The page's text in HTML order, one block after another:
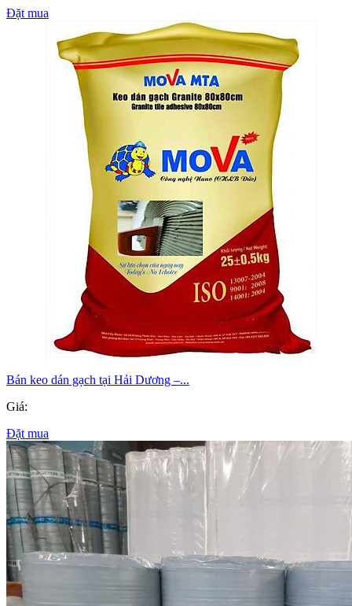
Đặt mua
Bán keo dán gạch tại Hải Dương –...
Giá:
Đặt mua